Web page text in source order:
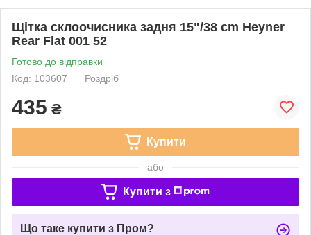
Щітка склоочисника задня 15"/38 cm Heyner
Rear Flat 001 52
Готово до відправки
Код: 103607
Роздріб
435 ₴
Купити
або
Купити з
Що таке купити з Пром?